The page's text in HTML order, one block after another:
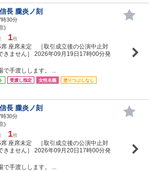
長 朧炎ノ刻
時30分
)
1枚
席 座席未定 ［取引成立後の公演中止対
きません］ 2026年09月19日17時00分発
で手渡しします。 ...
受渡し指定 女性名義
塗りつぶしなし
長 朧炎ノ刻
時30分
)
1枚
席 座席未定 ［取引成立後の公演中止対
きません］ 2026年09月20日17時00分発
で手渡しします。 ...